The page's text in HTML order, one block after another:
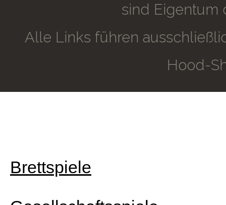
sind Eigentum
Alle Links führen
Hood-
Brettspiele